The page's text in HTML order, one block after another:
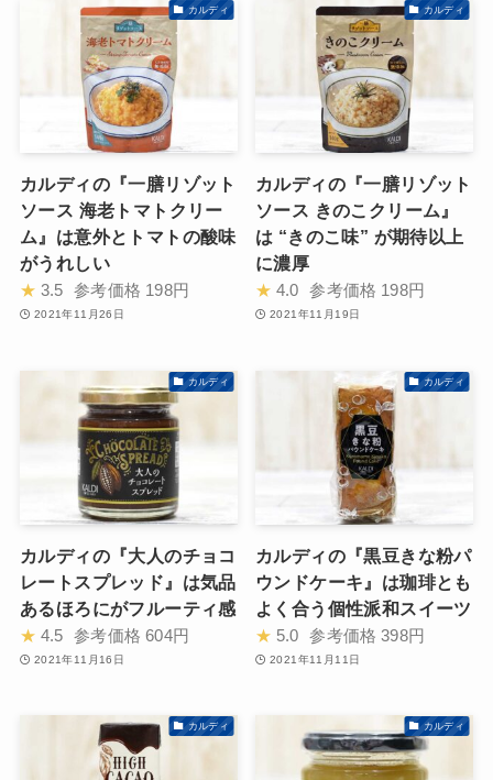
カルディ
カルディの『一膳リゾット
ソース 海老トマトクリー
ム』は意外とトマトの酸味
がうれしい
★ 3.5 参考価格 198円
2021年11月26日
カルディ
カルディの『一膳リゾット
ソース きのこクリーム』
は “きのこ味” が期待以上
に濃厚
★ 4.0 参考価格 198円
2021年11月19日
カルディ
カルディの『大人のチョコ
レートスプレッド』は気品
あるほろにがフルーティ感
★ 4.5 参考価格 604円
2021年11月16日
カルディ
カルディの『黒豆きな粉パ
ウンドケーキ』は珈琲とも
よく合う個性派和スイーツ
★ 5.0 参考価格 398円
2021年11月11日
カルディ カルディ